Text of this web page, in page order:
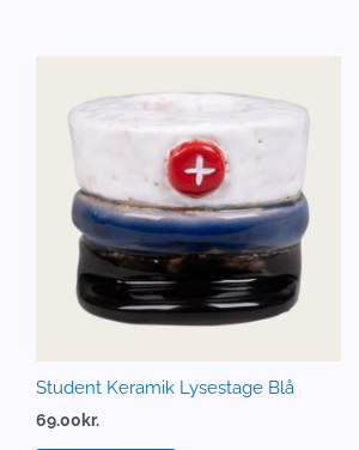
Student Keramik Lysestage Blå
69.00kr.